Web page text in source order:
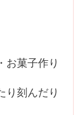
お菓子作り
り刻んだり